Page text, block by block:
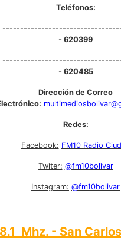
Teléfonos:
- 620399
- 620485
Dirección de Correo
Redes:
Facebook: FM10 Radio
Twiter: @fm10bolivar
Instagram: @fm10bolivar
Mhz. - San